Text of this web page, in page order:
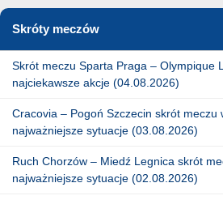
Skróty meczów
Skrót meczu Sparta Praga – Olympique
najciekawsze akcje (04.08.2026)
Cracovia – Pogoń Szczecin skrót meczu
najważniejsze sytuacje (03.08.2026)
Ruch Chorzów – Miedź Legnica skrót
najważniejsze sytuacje (02.08.2026)